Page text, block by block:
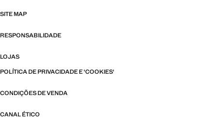
SITE MAP
RESPONSABILIDADE
LOJAS
POLÍTICA DE PRIVACIDADE E 'COOKIES'
CONDIÇÕES DE VENDA
CANAL ÉTICO